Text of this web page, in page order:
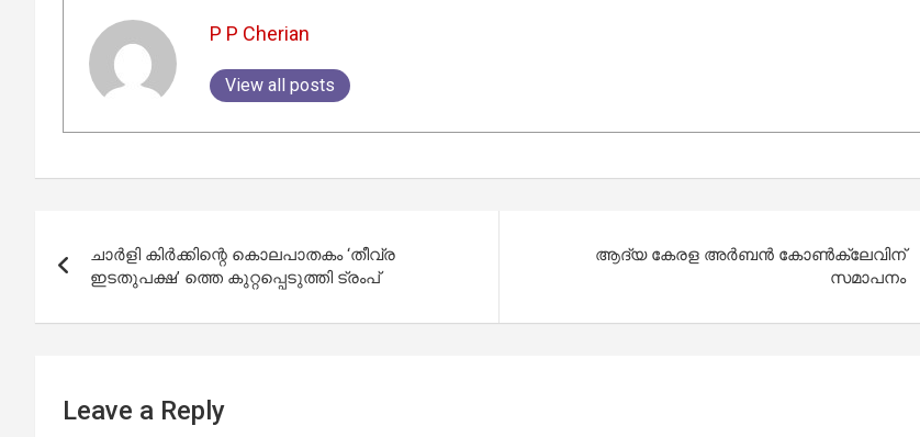
P P Cherian
View all posts
navigation
ചാർളി കിർക്കിന്റെ കൊലപാതകം ‘തീവ്ര
ഇടതുപക്ഷ’ ത്തെ കുറ്റപ്പെടുത്തി ട്രംപ്
ആദ്യ കേരള അർബൻ കോൺക്ലേവിന്
സമാപനം
Leave a Reply